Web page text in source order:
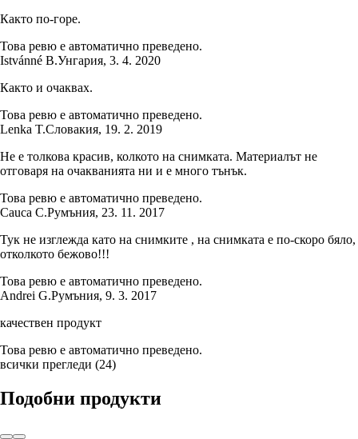
Както по-горе.
Това ревю е автоматично преведено.
Istvánné B.Унгария, 3. 4. 2020
Както и очаквах.
Това ревю е автоматично преведено.
Lenka T.Словакия, 19. 2. 2019
Не е толкова красив, колкото на снимката. Материалът не
отговаря на очакванията ни и е много тънък.
Това ревю е автоматично преведено.
Cauca C.Румъния, 23. 11. 2017
Тук не изглежда като на снимките , на снимката е по-скоро бяло,
отколкото бежово!!!
Това ревю е автоматично преведено.
Andrei G.Румъния, 9. 3. 2017
качествен продукт
Това ревю е автоматично преведено.
всички прегледи (24)
Подобни продукти